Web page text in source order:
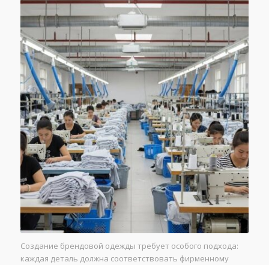
Создание брендовой одежды требует особого подхода:
каждая деталь должна соответствовать фирменному